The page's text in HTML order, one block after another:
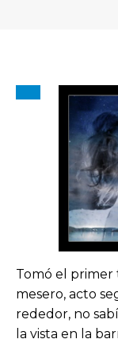
Tomó el primer
mesero, acto
rededor, no
la vista en la